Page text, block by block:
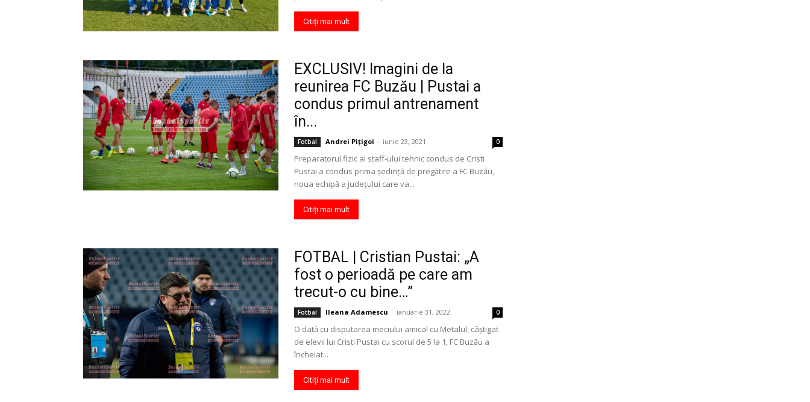
Citiți mai mult
EXCLUSIV! Imagini de la
reunirea FC Buzău | Pustai a
condus primul antrenament
în...
Fotbal Andrei Pițigoi - iunie 23, 2021 0
Preparatorul fizic al staff-ului tehnic condus de Cristi
Pustai a condus prima şedinţă de pregătire a FC Buzău,
noua echipă a judeţului care va...
Citiți mai mult
FOTBAL | Cristian Pustai: „A
fost o perioadă pe care am
trecut-o cu bine…”
Fotbal Ileana Adamescu - ianuarie 31, 2022 0
O dată cu disputarea meciului amical cu Metalul, câştigat
de elevii lui Cristi Pustai cu scorul de 5 la 1, FC Buzău a
încheiat...
Citiți mai mult